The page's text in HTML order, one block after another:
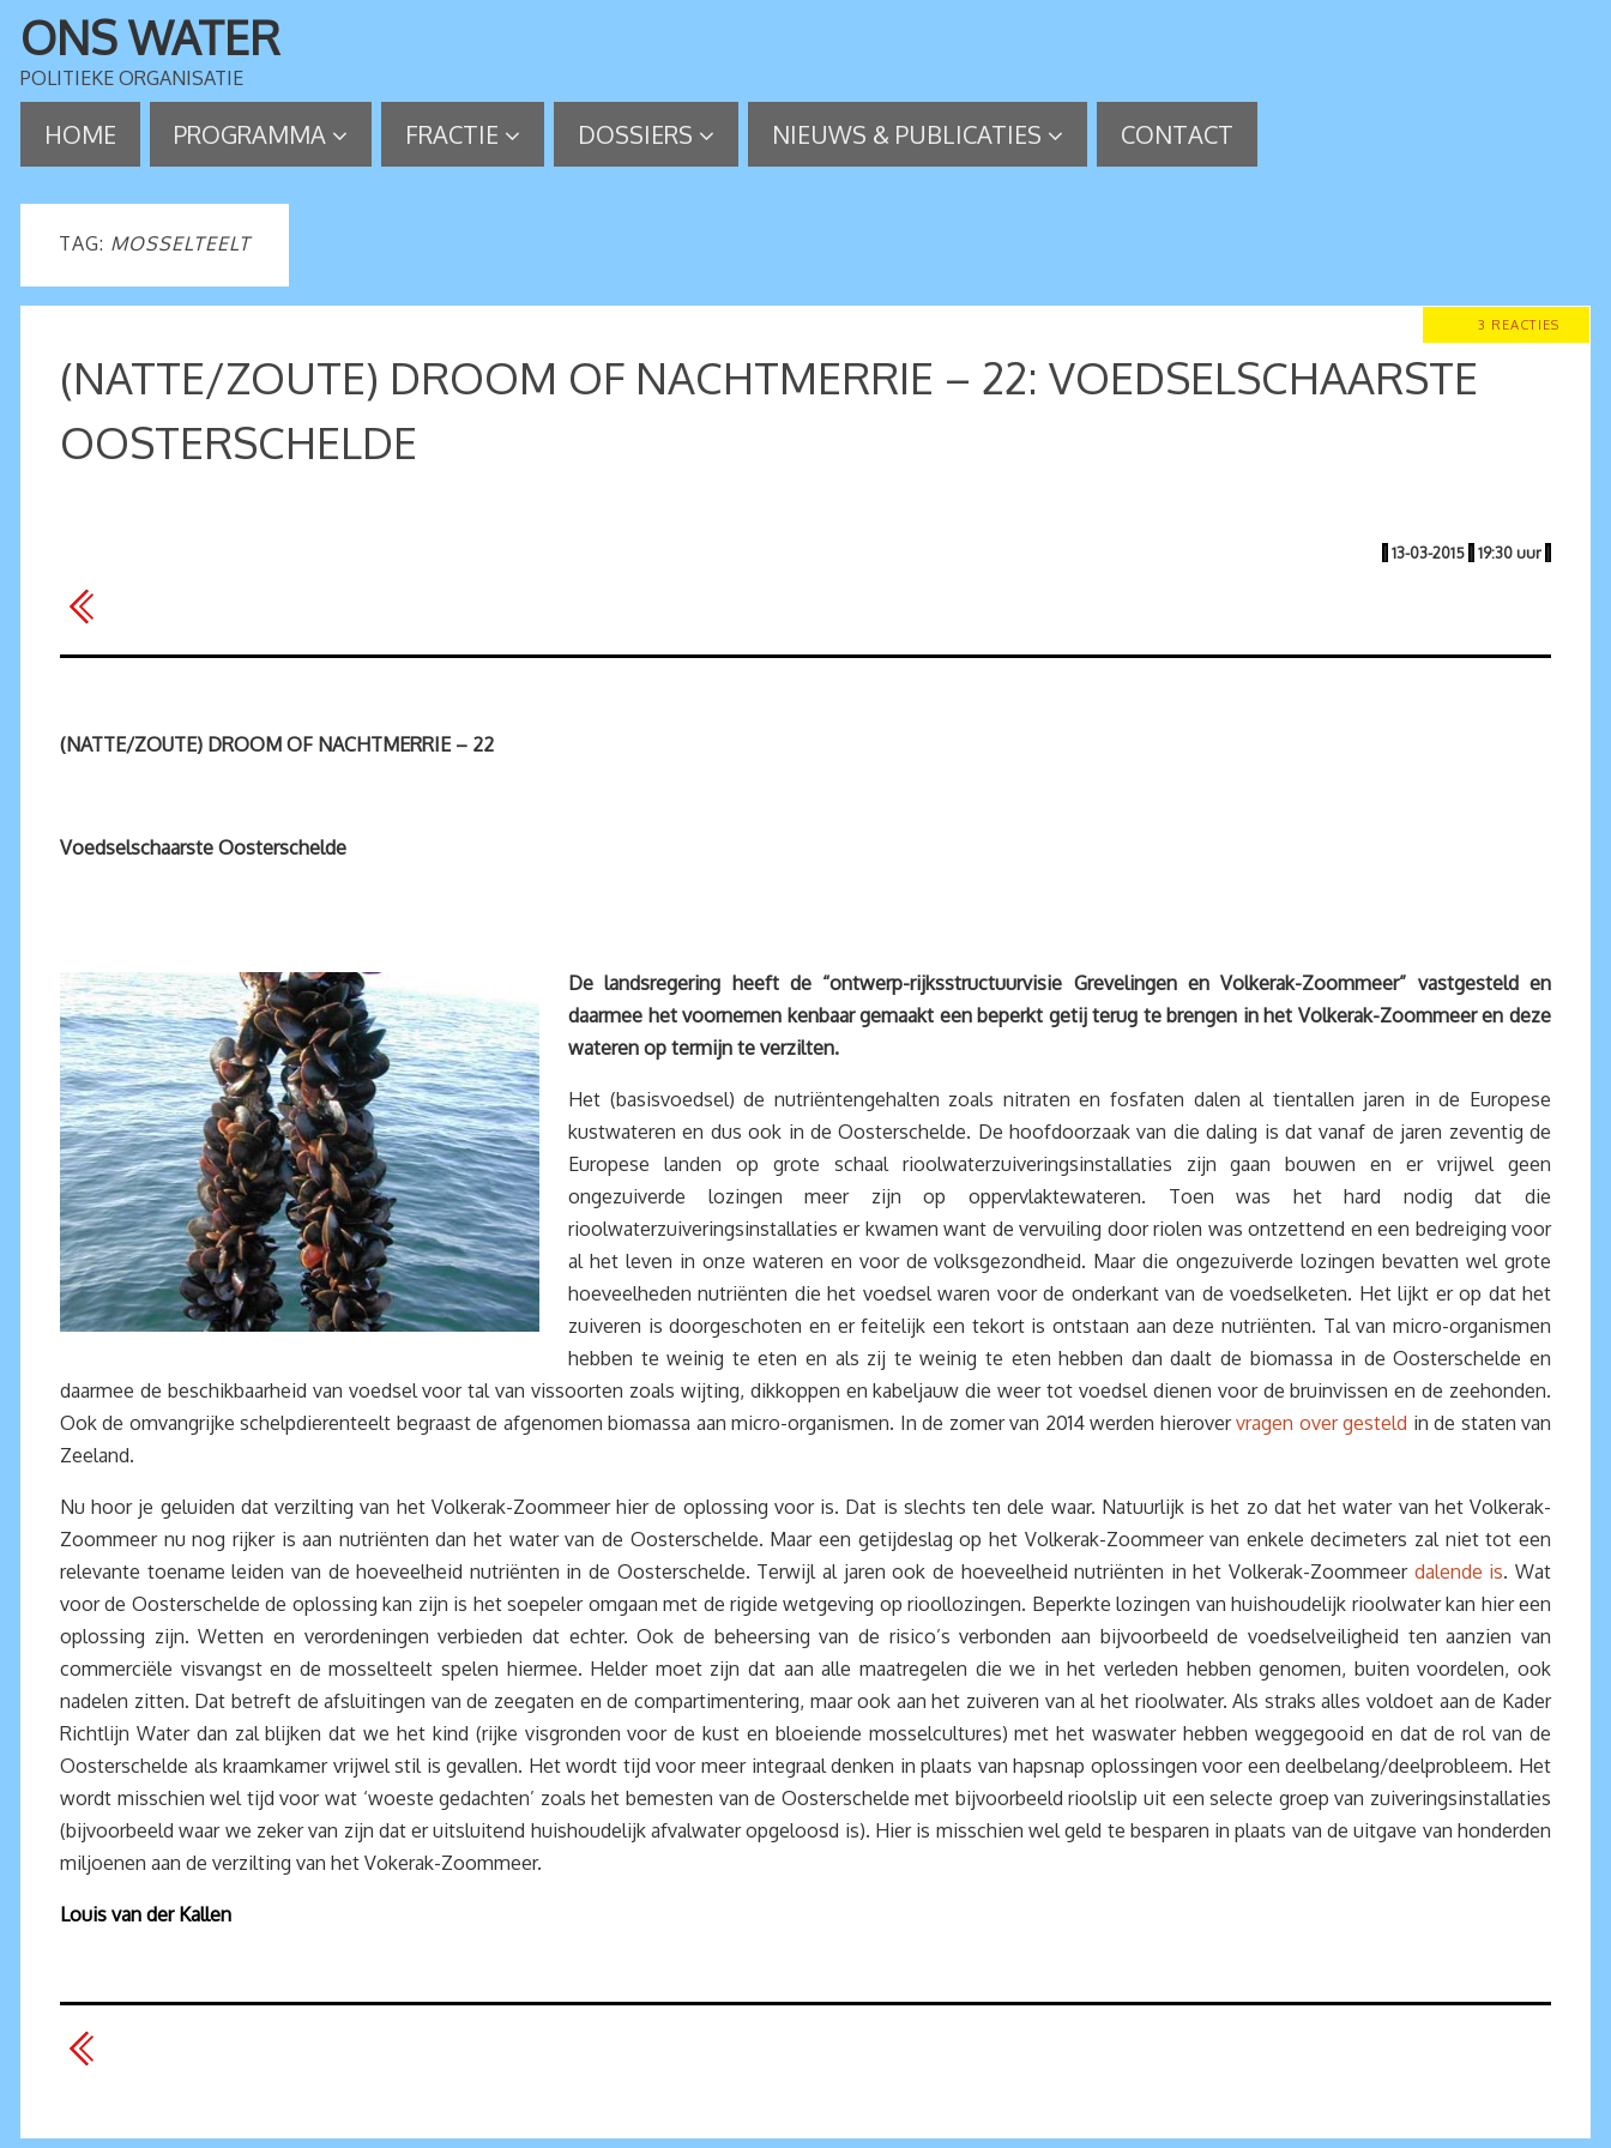
ONS WATER
POLITIEKE ORGANISATIE
HOME PROGRAMMA FRACTIE DOSSIERS NIEUWS & PUBLICATIES CONTACT
TAG: MOSSELTEELT
3 REACTIES
(NATTE/ZOUTE) DROOM OF NACHTMERRIE – 22: VOEDSELSCHAARSTE
OOSTERSCHELDE
| 13-03-2015 | 19:30 uur |
(NATTE/ZOUTE) DROOM OF NACHTMERRIE – 22
Voedselschaarste Oosterschelde
De landsregering heeft de “ontwerp-rijksstructuurvisie Grevelingen en Volkerak-Zoommeer” vastgesteld en
daarmee het voornemen kenbaar gemaakt een beperkt getij terug te brengen in het Volkerak-Zoommeer en deze
wateren op termijn te verzilten.
Het (basisvoedsel) de nutriëntengehalten zoals nitraten en fosfaten dalen al tientallen jaren in de Europese
kustwateren en dus ook in de Oosterschelde. De hoofdoorzaak van die daling is dat vanaf de jaren zeventig de
Europese landen op grote schaal rioolwaterzuiveringsinstallaties zijn gaan bouwen en er vrijwel geen
ongezuiverde lozingen meer zijn op oppervlaktewateren. Toen was het hard nodig dat die
rioolwaterzuiveringsinstallaties er kwamen want de vervuiling door riolen was ontzettend en een bedreiging voor
al het leven in onze wateren en voor de volksgezondheid. Maar die ongezuiverde lozingen bevatten wel grote
hoeveelheden nutriënten die het voedsel waren voor de onderkant van de voedselketen. Het lijkt er op dat het
zuiveren is doorgeschoten en er feitelijk een tekort is ontstaan aan deze nutriënten. Tal van micro-organismen
hebben te weinig te eten en als zij te weinig te eten hebben dan daalt de biomassa in de Oosterschelde en
daarmee de beschikbaarheid van voedsel voor tal van vissoorten zoals wijting, dikkoppen en kabeljauw die weer tot voedsel dienen voor de bruinvissen en de zeehonden.
Ook de omvangrijke schelpdierenteelt begraast de afgenomen biomassa aan micro-organismen. In de zomer van 2014 werden hierovervragen over gesteld in de staten van
Zeeland.
Nu hoor je geluiden dat verzilting van het Volkerak-Zoommeer hier de oplossing voor is. Dat is slechts ten dele waar. Natuurlijk is het zo dat het water van het Volkerak-
Zoommeer nu nog rijker is aan nutriënten dan het water van de Oosterschelde. Maar een getijdeslag op het Volkerak-Zoommeer van enkele decimeters zal niet tot een
relevante toename leiden van de hoeveelheid nutriënten in de Oosterschelde. Terwijl al jaren ook de hoeveelheid nutriënten in het Volkerak-Zoommeer dalende is. Wat
voor de Oosterschelde de oplossing kan zijn is het soepeler omgaan met de rigide wetgeving op rioollozingen. Beperkte lozingen van huishoudelijk rioolwater kan hier een
oplossing zijn. Wetten en verordeningen verbieden dat echter. Ook de beheersing van de risico’s verbonden aan bijvoorbeeld de voedselveiligheid ten aanzien van
commerciële visvangst en de mosselteelt spelen hiermee. Helder moet zijn dat aan alle maatregelen die we in het verleden hebben genomen, buiten voordelen, ook
nadelen zitten. Dat betreft de afsluitingen van de zeegaten en de compartimentering, maar ook aan het zuiveren van al het rioolwater. Als straks alles voldoet aan de Kader
Richtlijn Water dan zal blijken dat we het kind (rijke visgronden voor de kust en bloeiende mosselcultures) met het waswater hebben weggegooid en dat de rol van de
Oosterschelde als kraamkamer vrijwel stil is gevallen. Het wordt tijd voor meer integraal denken in plaats van hapsnap oplossingen voor een deelbelang/deelprobleem. Het
wordt misschien wel tijd voor wat ‘woeste gedachten’ zoals het bemesten van de Oosterschelde met bijvoorbeeld rioolslip uit een selecte groep van zuiveringsinstallaties
(bijvoorbeeld waar we zeker van zijn dat er uitsluitend huishoudelijk afvalwater opgeloosd is). Hier is misschien wel geld te besparen in plaats van de uitgave van honderden
miljoenen aan de verzilting van het Vokerak-Zoommeer.
Louis van der Kallen